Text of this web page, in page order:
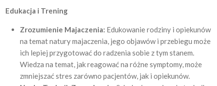
Edukacja i Trening
Zrozumienie Majaczenia: Edukowanie rodziny i opiekunów
na temat natury majaczenia, jego objawów i przebiegu może
ich lepiej przygotować do radzenia sobie z tym stanem.
Wiedza na temat, jak reagować na różne symptomy, może
zmniejszać stres zarówno pacjentów, jak i opiekunów.